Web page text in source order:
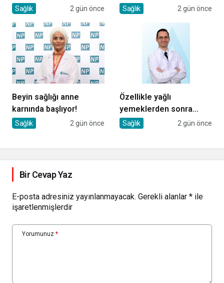
Riski Artıyor mu?
Sağlık 2 gün önce Sağlık 2 gün önce
Beyin sağlığı anne
karnında başlıyor!
Sağlık 2 gün önce
Özellikle yağlı
yemeklerden sonra
başlıyorsa, gecikmeyin
Sağlık 2 gün önce
Bir Cevap Yaz
E-posta adresiniz yayınlanmayacak. Gerekli alanlar * ile
işaretlenmişlerdir
Yorumunuz *